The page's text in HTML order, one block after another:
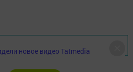
новое видео Tatmedia